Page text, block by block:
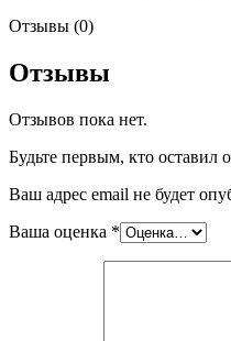
Отзывы (0)
Отзывы
Отзывов пока нет.
Будьте первым, кто
Ваш адрес email не будет
Ваша оценка *